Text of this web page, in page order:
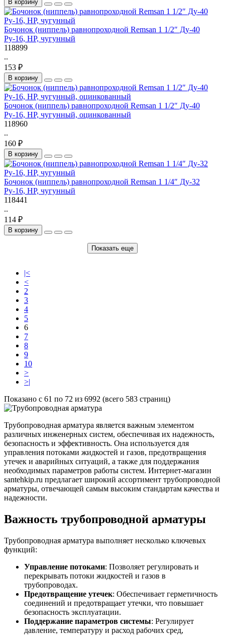
В корзину
Бочонок (ниппель) равнопроходной Remsan 1 1/2″ Ду-40
Ру-16, НР, чугунный
118899
..
153 ₽
В корзину
Бочонок (ниппель) равнопроходной Remsan 1 1/2″ Ду-40
Ру-16, НР, чугунный, оцинкованный
118960
..
160 ₽
В корзину
Бочонок (ниппель) равнопроходной Remsan 1 1/4″ Ду-32
Ру-16, НР, чугунный
118441
..
114 ₽
В корзину
Показать еще
|<
<
2
3
4
5
6
7
8
9
10
>
>|
Показано с 61 по 72 из 6992 (всего 583 страниц)
Трубопроводная арматура является важным элементом
различных инженерных систем, обеспечивая их надежность,
безопасность и эффективность. Она используется для
управления потоками жидкостей и газов, предотвращения
утечек и аварийных ситуаций, а также для поддержания
необходимых параметров работы систем. Интернет-магазин
santehkip.ru предлагает широкий ассортимент трубопроводной
арматуры, отвечающей самым высоким стандартам качества и
надежности.
Важность трубопроводной арматуры
Трубопроводная арматура выполняет несколько ключевых
функций:
Управление потоками: Позволяет регулировать и
перекрывать потоки жидкостей и газов в
трубопроводах.
Предотвращение утечек: Обеспечивает герметичность
соединений и предотвращает утечки, что повышает
безопасность эксплуатации.
Поддержание параметров системы: Регулирует
давление, температуру и расход рабочих сред,